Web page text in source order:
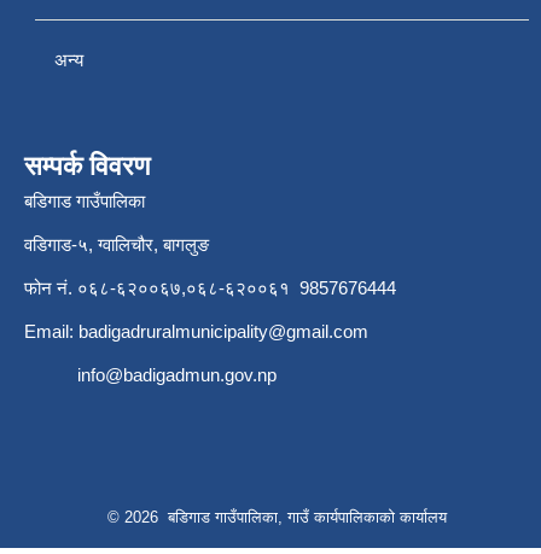
अन्य
सम्पर्क विवरण
बडिगाड गाउँपालिका
वडिगाड-५, ग्वालिचौर, बागलुङ
फोन नं. ०६८-६२००६७,०६८-६२००६१ 9857676444
Email: badigadruralmunicipality@gmail.com
info@badigadmun.gov.np
© 2026 बडिगाड गाउँपालिका, गाउँ कार्यपालिकाको कार्यालय